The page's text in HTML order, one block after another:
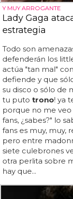
Y MUY ARROGANTE
Lady Gaga
estrategia
Todo son
defenderán los
actúa "tan mal"
defiende y que
su disco o sólo de
tu puto trono! ya
porque no me veo
fans, ¿sabes?" lo
fans es muy, muy,
pero entre
siete culebrones
otra perlita sobre
hay que...